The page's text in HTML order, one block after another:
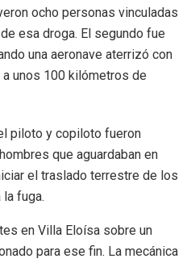
ocho personas vinculadas
esa droga. El segundo fue
una aeronave aterrizó con
unos 100 kilómetros de
piloto y copiloto fueron
que aguardaban en
el traslado terrestre de los
fuga.
en Villa Eloísa sobre un
para ese fin. La mecánica